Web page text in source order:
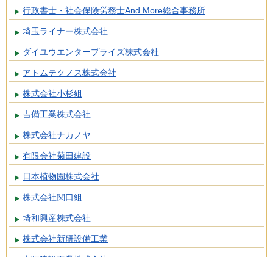
行政書士・社会保険労務士And More総合事務所
埼玉ライナー株式会社
ダイユウエンタープライズ株式会社
アトムテクノス株式会社
株式会社小杉組
吉備工業株式会社
株式会社ナカノヤ
有限会社菊田建設
日本植物園株式会社
株式会社関口組
埼和興産株式会社
株式会社新研設備工業